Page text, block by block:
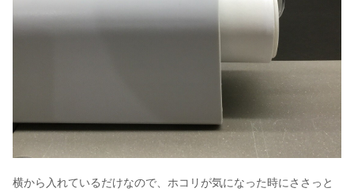
横から入れているだけなので、ホコリが気になった時にささっと